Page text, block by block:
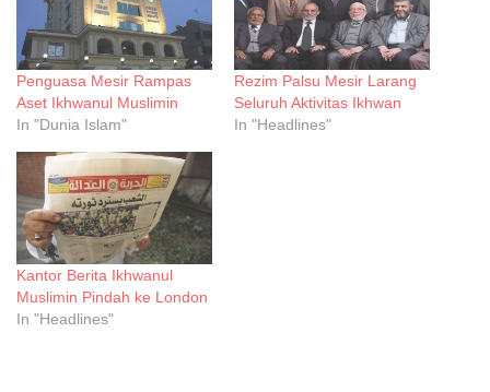
Penguasa Mesir Rampas
Aset Ikhwanul Muslimin
In "Dunia Islam"
Rezim Palsu Mesir Larang
Seluruh Aktivitas Ikhwan
In "Headlines"
Kantor Berita Ikhwanul
Muslimin Pindah ke London
In "Headlines"